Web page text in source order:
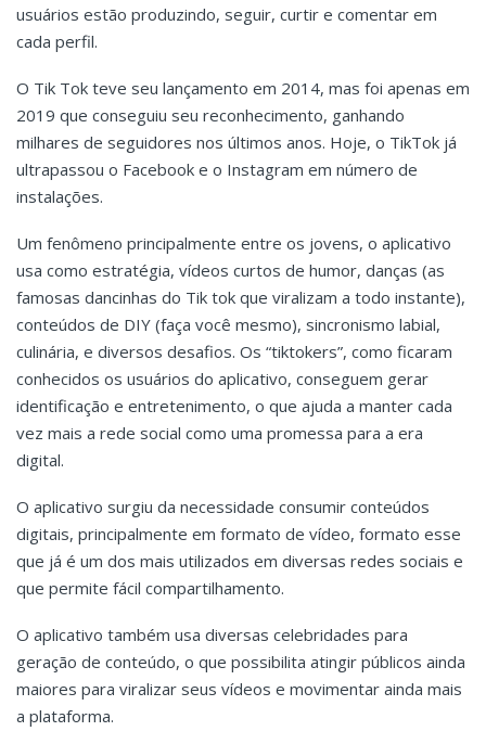
usuários estão produzindo, seguir, curtir e comentar em
cada perfil.
O Tik Tok teve seu lançamento em 2014, mas foi apenas em
2019 que conseguiu seu reconhecimento, ganhando
milhares de seguidores nos últimos anos. Hoje, o TikTok já
ultrapassou o Facebook e o Instagram em número de
instalações.
Um fenômeno principalmente entre os jovens, o aplicativo
usa como estratégia, vídeos curtos de humor, danças (as
famosas dancinhas do Tik tok que viralizam a todo instante),
conteúdos de DIY (faça você mesmo), sincronismo labial,
culinária, e diversos desafios. Os “tiktokers”, como ficaram
conhecidos os usuários do aplicativo, conseguem gerar
identificação e entretenimento, o que ajuda a manter cada
vez mais a rede social como uma promessa para a era
digital.
O aplicativo surgiu da necessidade consumir conteúdos
digitais, principalmente em formato de vídeo, formato esse
que já é um dos mais utilizados em diversas redes sociais e
que permite fácil compartilhamento.
O aplicativo também usa diversas celebridades para
geração de conteúdo, o que possibilita atingir públicos ainda
maiores para viralizar seus vídeos e movimentar ainda mais
a plataforma.